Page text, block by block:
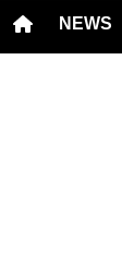
NEWS